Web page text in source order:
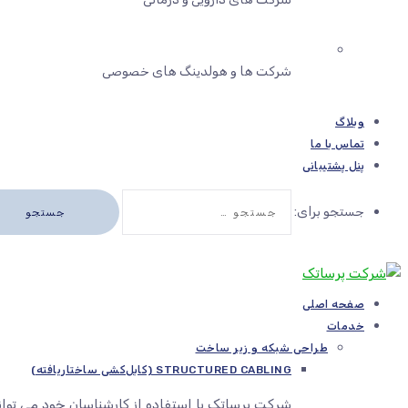
شرکت ها و هولدینگ های خصوصی
وبلاگ
تماس با ما
پنل پشتیبانی
جستجو برای:
صفحه اصلی
خدمات
طراحی شبکه و زیر ساخت
STRUCTURED CABLING (کابل‌کشی ساختاریافته)
شرکت پرساتک با استفاده از کارشناسان خود می